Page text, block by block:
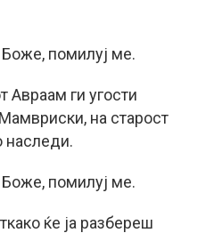
помилуј ме.
Авраам ги угости
на старост
наследи.
помилуј ме.
ќе ја разбереш